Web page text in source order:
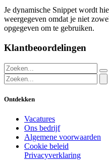
Je dynamische Snippet wordt
weergegeven omdat je niet
opgegeven om te gebruiken.
Klantbeoordelingen
Ontdekken
Vacatures
Ons bedrijf
Algemene voorwaarden
Cookie beleid
Privacyverklaring